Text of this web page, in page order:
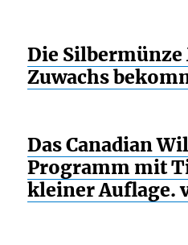
Die
Zuwachs
Das Canadian
Programm mit
kleiner Auflage.